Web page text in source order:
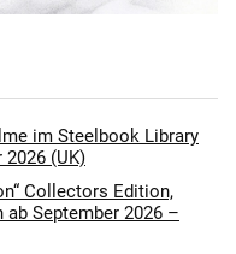
im Steelbook Library
2026 (UK)
Collectors Edition,
ab September 2026 –